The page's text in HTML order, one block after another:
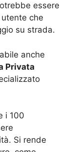
essere
che
su strada.
anche
Privata
i 100
Si rende